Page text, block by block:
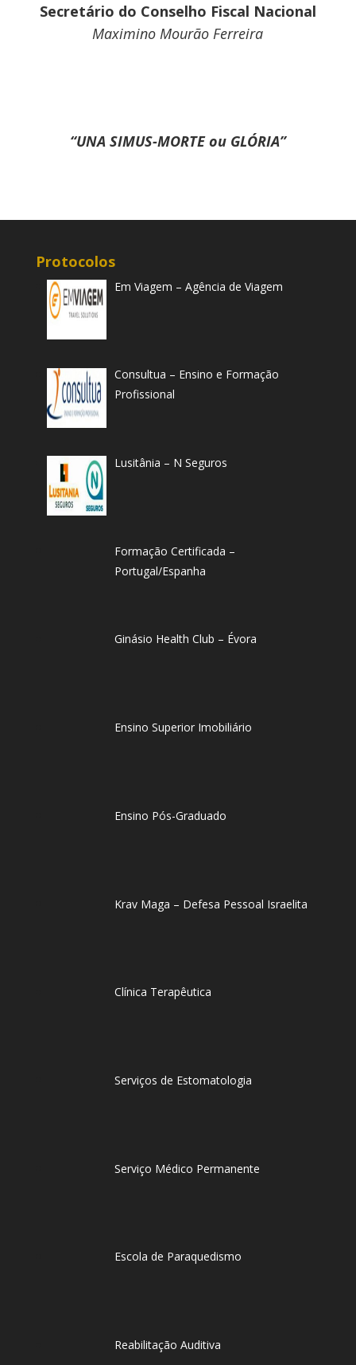
Secretário do Conselho Fiscal Nacional
Maximino Mourão Ferreira
“UNA SIMUS-MORTE ou GLÓRIA”
Protocolos
Em Viagem – Agência de Viagem
Consultua – Ensino e Formação
Profissional
Lusitânia – N Seguros
Formação Certificada –
Portugal/Espanha
Ginásio Health Club – Évora
Ensino Superior Imobiliário
Ensino Pós-Graduado
Krav Maga – Defesa Pessoal Israelita
Clínica Terapêutica
Serviços de Estomatologia
Serviço Médico Permanente
Escola de Paraquedismo
Reabilitação Auditiva